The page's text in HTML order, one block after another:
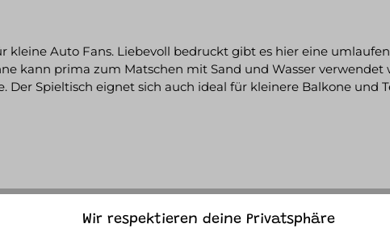
kleine Auto Fans. Liebevoll bedruckt gibt es hier eine
kann prima zum Matschen mit Sand und Wasser verwendet
Spieltisch eignet sich auch ideal für kleinere Balkone und
Heli-Landeplatz
Wir respektieren deine Privatsphäre